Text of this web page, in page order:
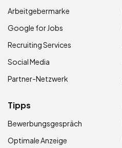
Arbeitgebermarke
Google for Jobs
Recruiting Services
Social Media
Partner-Netzwerk
Tipps
Bewerbungsgespräch
Optimale Anzeige